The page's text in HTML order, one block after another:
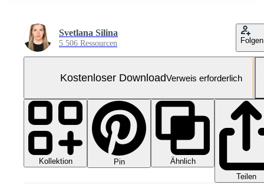
Svetlana Silina
5.506 Ressourcen Folgen
Kostenloser DownloadVerweis erforderlich
Kollektion Pin
Ähnlich
Teilen